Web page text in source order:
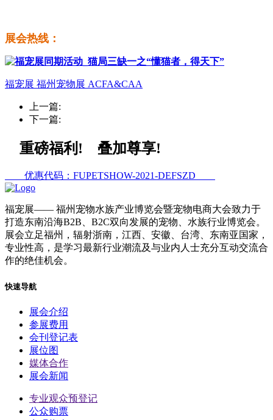
展会热线：
福宠展 福州宠物展 ACFA&CAA
上一篇:
下一篇:
重磅福利! 叠加尊享!
优惠代码：FUPETSHOW-2021-DEFSZD
福宠展—— 福州宠物水族产业博览会暨宠物电商大会致力于
打造东南沿海B2B、B2C双向发展的宠物、水族行业博览会。
展会立足福州，辐射浙南，江西、安徽、台湾、东南亚国家，
专业性高，是学习最新行业潮流及与业内人士充分互动交流合
作的绝佳机会。
快速导航
展会介绍
参展费用
会刊登记表
展位图
媒体合作
展会新闻
专业观众预登记
公众购票